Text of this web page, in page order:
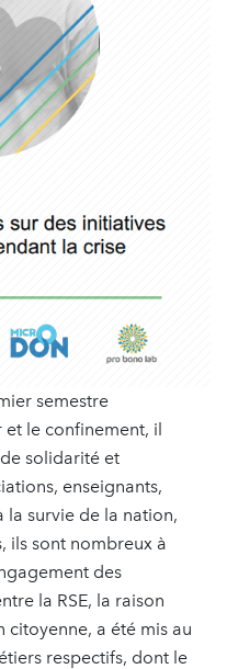
semestre
le confinement, il
solidarité et
enseignants,
la survie de la nation,
ils sont nombreux à
des
la RSE, la raison
citoyenne, a été mis au
respectifs, dont le